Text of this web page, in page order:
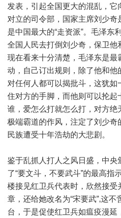
发表，引起全国更大的混乱，
对立的司令部，国家主席刘少奇
是中国最大的“走资派”。毛泽东
全国人民去打倒刘少奇，保卫他
现在看来十分清楚，毛泽东是最
动，自己订出规则，除了他和他
对任何人都可以揭批斗，这犹如
住对方的手脚，而他则可以抡起
谁，爱怎么打就怎么打，对方绝
极端霸道的作风，注定了刘少
民族遭受十年浩劫的大悲剧。
鉴于乱抓人打人之风日盛，中央
了“要文斗，不要武斗”的最高指
楼接见红卫兵代表时，欣然接受
章，还给她改名为“宋要武”,这
台，于是促使红卫兵如瘟疫漫